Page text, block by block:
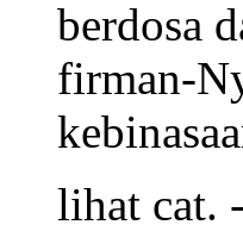
berdosa
firman-
lihat cat.